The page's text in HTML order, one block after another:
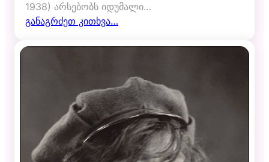
1938) არსებობს იდუმალი…
განაგრძეთ კითხვა…